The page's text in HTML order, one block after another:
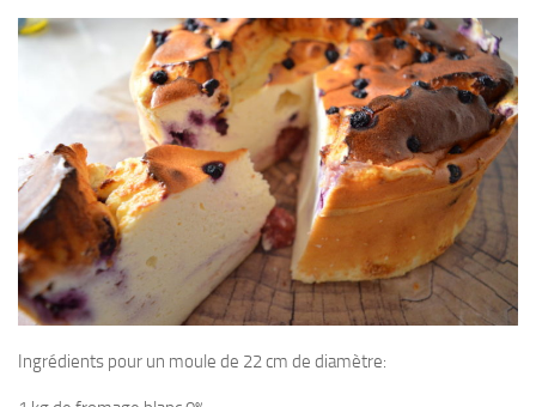
Ingrédients pour un moule de 22 cm de diamètre: